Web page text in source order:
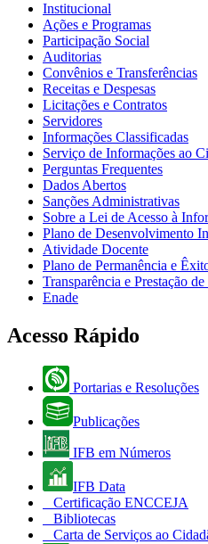
Institucional
Ações e Programas
Participação Social
Auditorias
Convênios e Transferências
Receitas e Despesas
Licitações e Contratos
Servidores
Informações Classificadas
Serviço de Informações ao
Perguntas Frequentes
Dados Abertos
Sanções Administrativas
Sobre a Lei de Acesso à
Plano de Desenvolvimento
Atividade Docente
Plano de Permanência e
Transparência e Prestação
Enade
Acesso Rápido
Portarias e Resoluções
Publicações
IFB em Números
IFB Data
Certificação ENCCEJA
Bibliotecas
Carta de Serviços ao